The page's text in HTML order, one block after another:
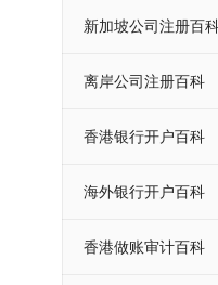
新加坡公司注册百
离岸公司注册百科
香港银行开户百科
海外银行开户百科
香港做账审计百科